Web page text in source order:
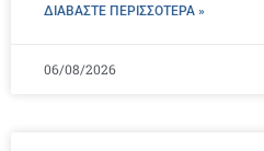
ΔΙΑΒΑΣΤΕ ΠΕΡΙΣΣΌΤΕΡΑ »
06/08/2026